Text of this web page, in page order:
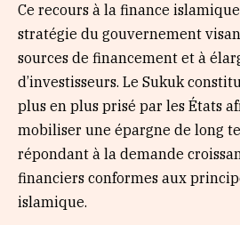
Ce recours à la finance
stratégie du gouvernement
sources de financement et à
d’investisseurs. Le Sukuk
plus en plus prisé par les États
mobiliser une épargne de long
répondant à la demande
financiers conformes aux
islamique.